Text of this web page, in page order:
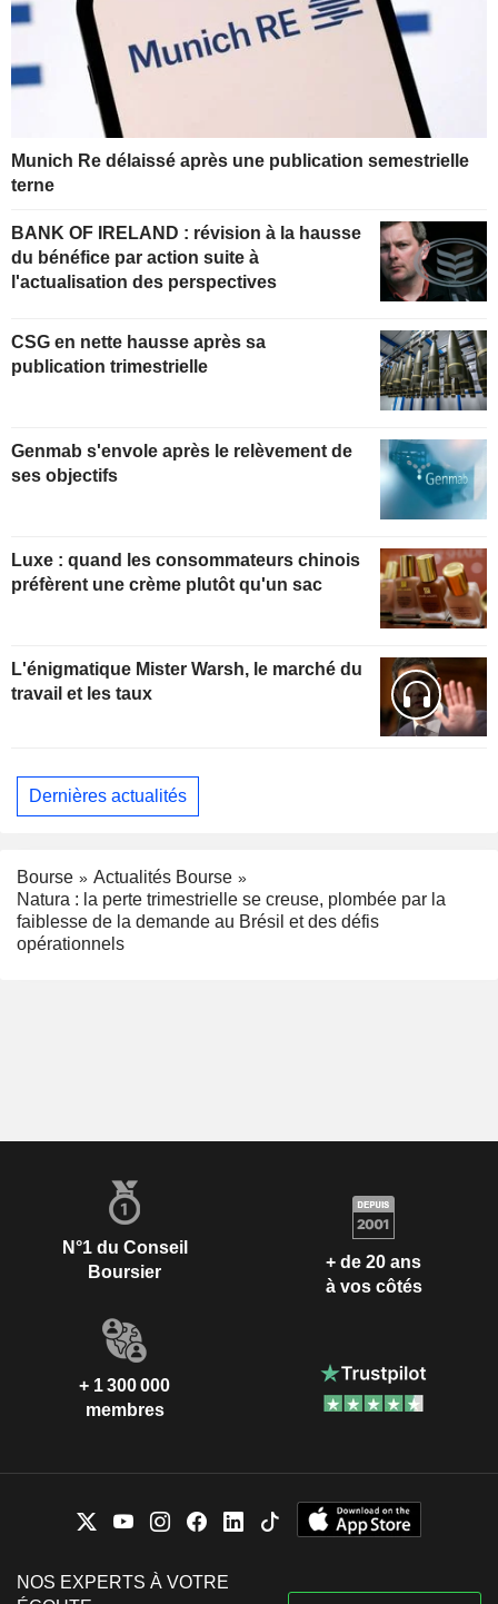
Munich Re délaissé après une publication semestrielle
terne
BANK OF IRELAND : révision à la hausse
du bénéfice par action suite à
l'actualisation des perspectives
CSG en nette hausse après sa
publication trimestrielle
Genmab s'envole après le relèvement de
ses objectifs
Luxe : quand les consommateurs chinois
préfèrent une crème plutôt qu'un sac
L'énigmatique Mister Warsh, le marché du
travail et les taux
Dernières actualités
Bourse
Actualités Bourse
Natura : la perte trimestrielle se creuse, plombée par la
faiblesse de la demande au Brésil et des défis
opérationnels
N°1 du Conseil
Boursier
+ de 20 ans
à vos côtés
+ 1 300 000
membres
NOS EXPERTS À VOTRE